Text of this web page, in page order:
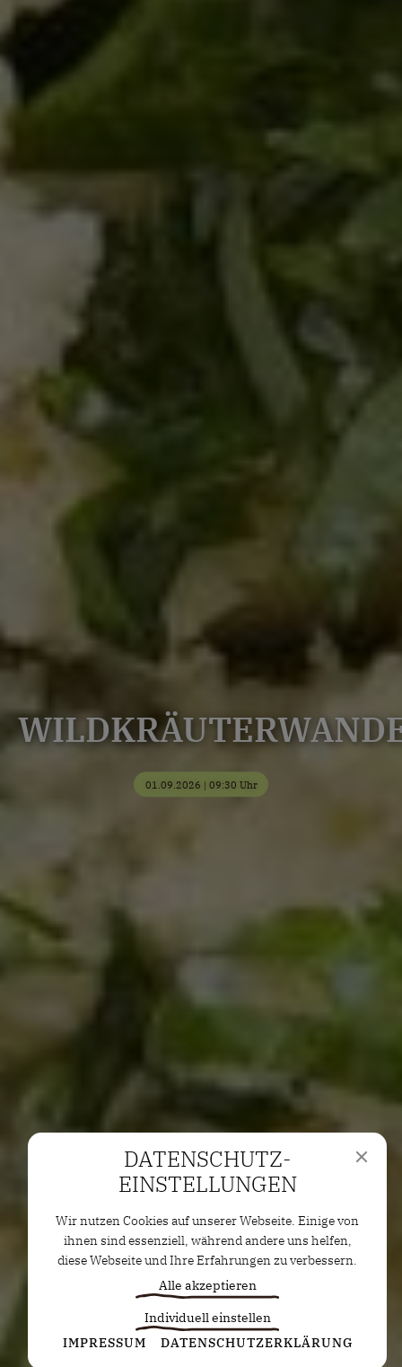
01.09.2026 | 09:30 Uhr
DATENSCHUTZ­
EINSTELLUNGEN
Wir nutzen Cookies auf unserer Webseite. Einige von
ihnen sind essenziell, während andere uns helfen,
diese Webseite und Ihre Erfahrungen zu verbessern.
Alle akzeptieren
Individuell einstellen
Statistiken
IMPRESSUM DATENSCHUTZERKLÄRUNG